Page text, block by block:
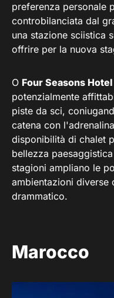
preferenza personale
controbilanciata dal
una stazione sciistica
offrire per la nuova
O Four Seasons
potenzialmente
piste da sci,
catena con
disponibilità di chalet
bellezza
stagioni ampliano le
ambientazioni diverse
drammatico.
Marocco